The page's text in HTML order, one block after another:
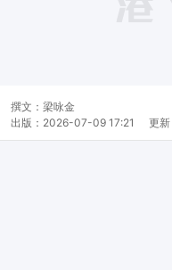
撰文： 梁咏金
出版： 2026-07-09 17:21 更新